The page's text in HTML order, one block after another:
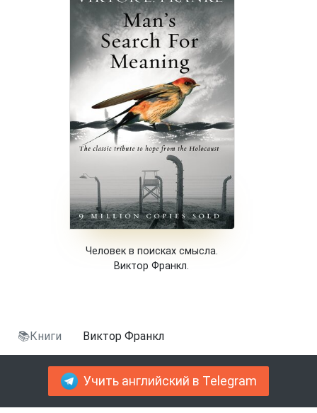
Человек в поисках смысла.
Виктор Франкл.
📚Книги Виктор Франкл
Учить английский в Telegram